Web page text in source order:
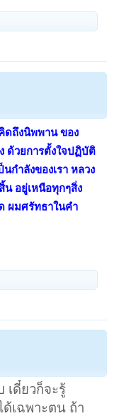
ดถึงนิพพาน ของ
ด้วยการตั้งใจปฏิบัติ
กำลังของเรา หลวง
อยู่เหนือทุกๆสิ่ง
ผมศรัทธาในคำ
เดี๋ยวก็จะรู้
ด้เฉพาะตน ถ้า